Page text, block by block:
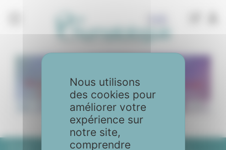
Articles
No. 111 - Septembre 2022
Nous utilisons
des cookies pour
améliorer votre
expérience sur
notre site,
comprendre